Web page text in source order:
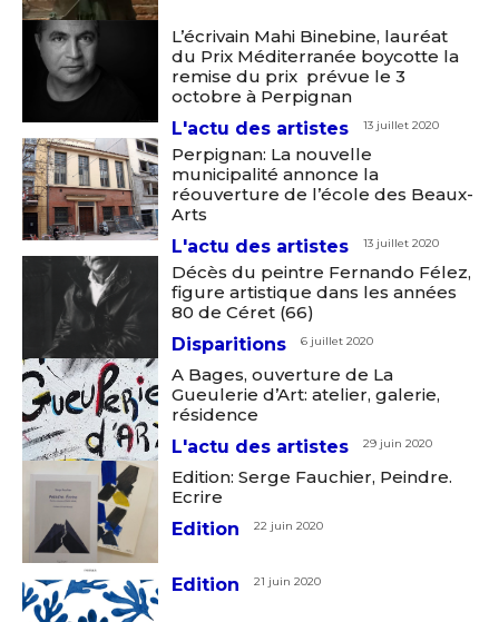
L’écrivain Mahi Binebine, lauréat
du Prix Méditerranée boycotte la
remise du prix prévue le 3
octobre à Perpignan
L'actu des artistes
13 juillet 2020
Perpignan: La nouvelle
municipalité annonce la
réouverture de l’école des Beaux-
Arts
L'actu des artistes
13 juillet 2020
Décès du peintre Fernando Félez,
figure artistique dans les années
80 de Céret (66)
Disparitions
6 juillet 2020
A Bages, ouverture de La
Gueulerie d’Art: atelier, galerie,
résidence
L'actu des artistes
29 juin 2020
Edition: Serge Fauchier, Peindre.
Ecrire
Edition
22 juin 2020
Edition 21 juin 2020